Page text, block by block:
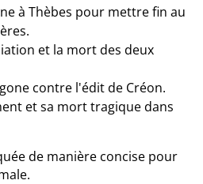
à Thèbes pour mettre fin au
et la mort des deux
contre l'édit de Créon.
et sa mort tragique dans
de manière concise pour